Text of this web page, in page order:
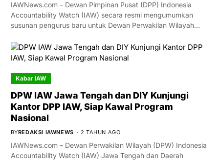
IAWNews.com – Dewan Pimpinan Pusat (DPP) Indonesia
Accountability Watch (IAW) secara resmi mengumumkan
susunan pengurus baru untuk Dewan Perwakilan Wilayah…
Kabar IAW
DPW IAW Jawa Tengah dan DIY Kunjungi
Kantor DPP IAW, Siap Kawal Program
Nasional
BYREDAKSI IAWNEWS 2 TAHUN AGO
IAWNews.com – Dewan Perwakilan Wilayah (DPW) Indonesia
Accountability Watch (IAW) Jawa Tengah dan Daerah